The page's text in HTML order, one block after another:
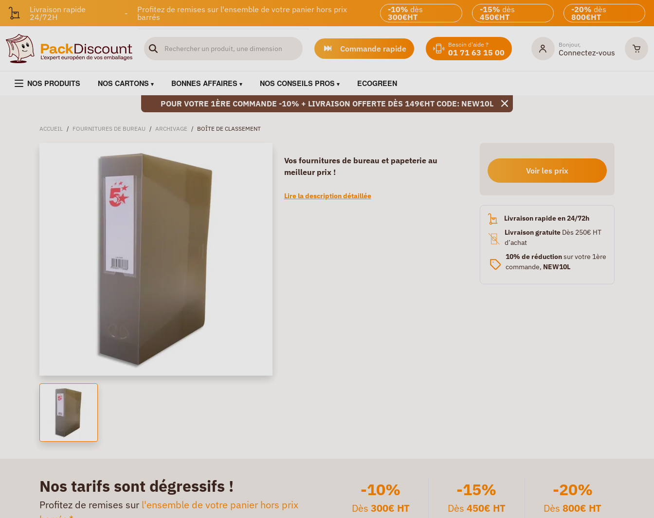
Livraison rapide
24/72H
-
Profitez de remises sur l'ensemble de votre panier hors prix
barrés
-10% dès
300€HT
-15% dès
450€HT
-20% dès
800€HT
Commande rapide Besoin d'aide ?
01 71 63 15 00
Bonjour,
Connectez-vous
NOS PRODUITS NOS CARTONS BONNES AFFAIRES NOS CONSEILS PROS ECOGREEN
POUR VOTRE 1ÈRE COMMANDE -10% + LIVRAISON OFFERTE DÈS 149€HT CODE: NEW10L
ACCUEIL / FOURNITURES DE BUREAU / ARCHIVAGE / BOÎTE DE CLASSEMENT
Vos fournitures de bureau et papeterie au
meilleur prix !
Lire la description détaillée
Voir les prix
Livraison rapide en 24/72h
Livraison gratuiteDès 250€ HT
d’achat
10% de réductionsur votre 1ère
commande, NEW10L
Nos tarifs sont dégressifs !
Profitez de remises sur l'ensemble de votre panier hors prix
-10%
Dès 300€ HT
-15%
Dès 450€ HT
-20%
Dès800€ HT